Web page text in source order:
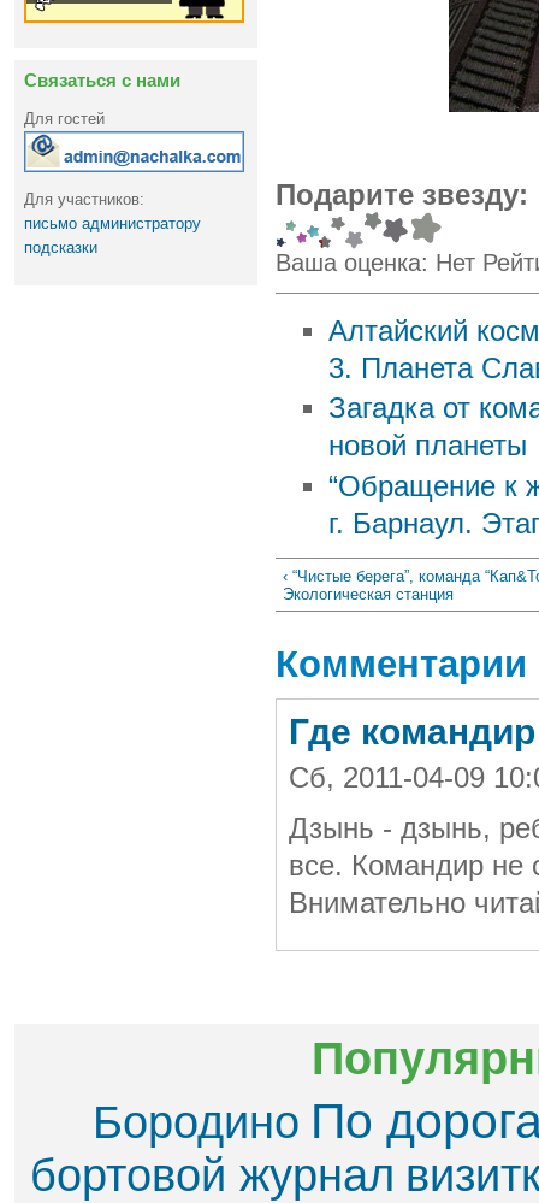
Связаться с нами
Для гостей
Для участников:
письмо администратору
подсказки
Подарите звезду:
Ваша оценка: Нет
Алтайский
3. Планета
Загадка от
новой планеты
“Обращение к
г. Барнаул.
‹ “Чистые берега”, команда
Экологическая станция
Комментарии
Где
Сб, 2011-04-09
Дзынь - дзынь,
все. Командир не
Внимательно
Бородино По
бортовой журнал